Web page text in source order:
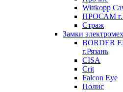
Wittkopp
ПРОСАМ
Страж
Замки
BORDER
г.Рязань
CISA
Crit
Falcon Eye
Полис